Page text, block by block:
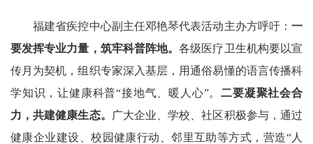
福建省疾控中心副主任邓艳琴代表活动主办方呼吁： 一
要发挥专业力量，筑牢科普阵地。各级医疗卫生机构要以宣
传月为契机，组织专家深入基层，用通俗易懂的语言传播科
学知识，让健康科普“接地气、暖人心”。二要凝聚社会合
力，共建健康生态。
广大企业、学校、社区积极参与，通过
健康企业建设、校园健康行动、邻里互助等方式，营造“人